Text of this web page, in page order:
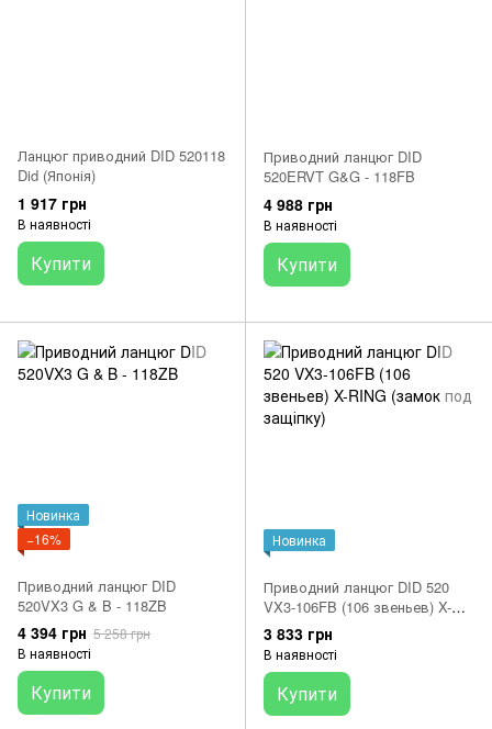
Ланцюг приводний DID 520118
Did (Японія)
1 917 грн
В наявності
Купити
Приводний ланцюг DID
520ERVT G&G - 118FB
4 988 грн
В наявності
Купити
Новинка
−16%
Приводний ланцюг DID
520VX3 G & B - 118ZB
4 394 грн 5 258 грн
В наявності
Купити
Новинка
Приводний ланцюг DID 520
VX3-106FB (106 звеньев) X-
RING (замок под защіпку)
3 833 грн
В наявності
Купити